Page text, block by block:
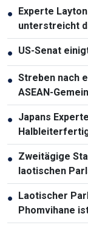
● Experte
unterstreicht
Vietnam und
● US-Senat
● Streben nach
ASEAN-
● Japans
● Zweitägige
laotischen
Phomvihane
● Laotischer
Phomvihane